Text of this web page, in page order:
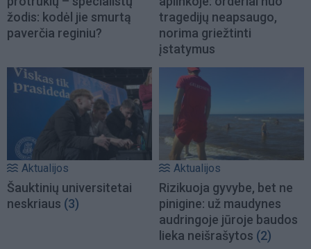
žodis: kodėl jie smurtą
paverčia reginiu?
tragedijų neapsaugo,
norima griežtinti
įstatymus
Aktualijos
Šauktinių universitetai
neskriaus (3)
Aktualijos
Rizikuoja gyvybe, bet ne
pinigine: už maudynes
audringoje jūroje baudos
lieka neišrašytos (2)